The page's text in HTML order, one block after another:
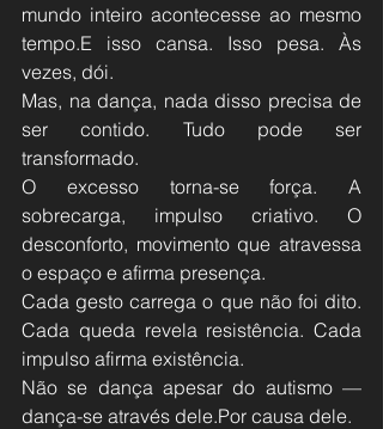
mundo inteiro acontecesse ao mesmo
tempo.E isso cansa. Isso pesa. Às
vezes, dói.
Mas, na dança, nada disso precisa de
ser contido. Tudo pode ser
transformado.
O excesso torna-se força. A
sobrecarga, impulso criativo. O
desconforto, movimento que atravessa
o espaço e afirma presença.
Cada gesto carrega o que não foi dito.
Cada queda revela resistência. Cada
impulso afirma existência.
Não se dança apesar do autismo —
dança-se através dele.Por causa dele.